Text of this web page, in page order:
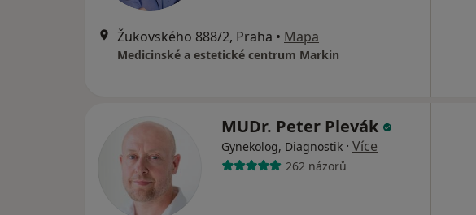
Žukovského 888/2, Praha • Mapa
Medicinské a estetické centrum Markin
MUDr. Peter Plevák
Gynekolog, Diagnostik · Více
262 názorů